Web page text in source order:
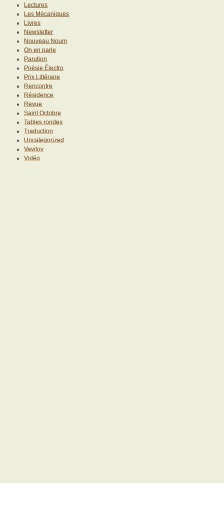
Lectures
Les Mécaniques
Livres
Newsletter
Nouveau Noum
On en parle
Parution
Poésie Électro
Prix Littéraire
Rencontre
Résidence
Revue
Saint Octobre
Tables rondes
Traduction
Uncategorized
Vavilov
Vidéo